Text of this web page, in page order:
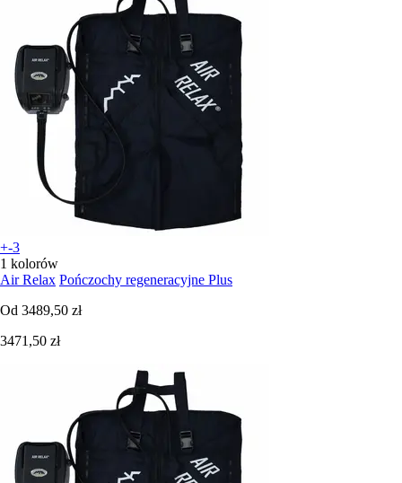
+-3
1 kolorów
Air Relax Pończochy regeneracyjne Plus
Od 3489,50 zł
3471,50 zł